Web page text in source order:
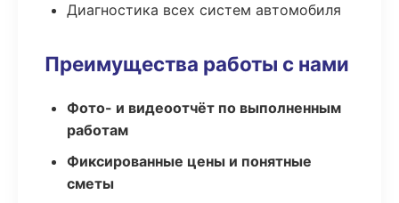
Диагностика всех систем автомобиля
Преимущества работы с нами
Фото- и видеоотчёт по выполненным
работам
Фиксированные цены и понятные
сметы